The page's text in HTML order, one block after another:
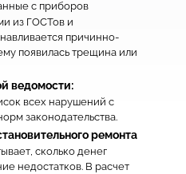
с приборов
из ГОСТов и
причинно-
появилась трещина или
ведомости:
всех нарушений с
законодательства.
ремонта
сколько денег
недостатков. В расчет